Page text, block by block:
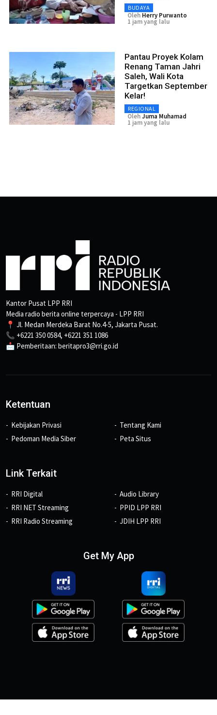
BUDAYA
Oleh Herry Purwanto
1 jam yang lalu
Pantau Proyek Kolam
Renang Taman Jahri
Saleh, Wali Kota
Targetkan September
Kelar!
REGIONAL
OlehJuma Muhamad
1 jam yang lalu
Kantor Pusat LPP RRI
Media radio berita online terpercaya - LPP RRI
📍 Jl. Medan Merdeka Barat No.4-5, Jakarta Pusat.
📞 +6221 350 0584, +6221 351 1086
📩 Pemberitaan: beritapro3@rri.go.id
Ketentuan
Kebijakan Privasi
Pedoman Media Siber
Tentang Kami
Peta Situs
Link Terkait
RRI Digital
RRI NET Streaming
RRI Radio Streaming
Audio Library
PPID LPP RRI
JDIH LPP RRI
Get My App